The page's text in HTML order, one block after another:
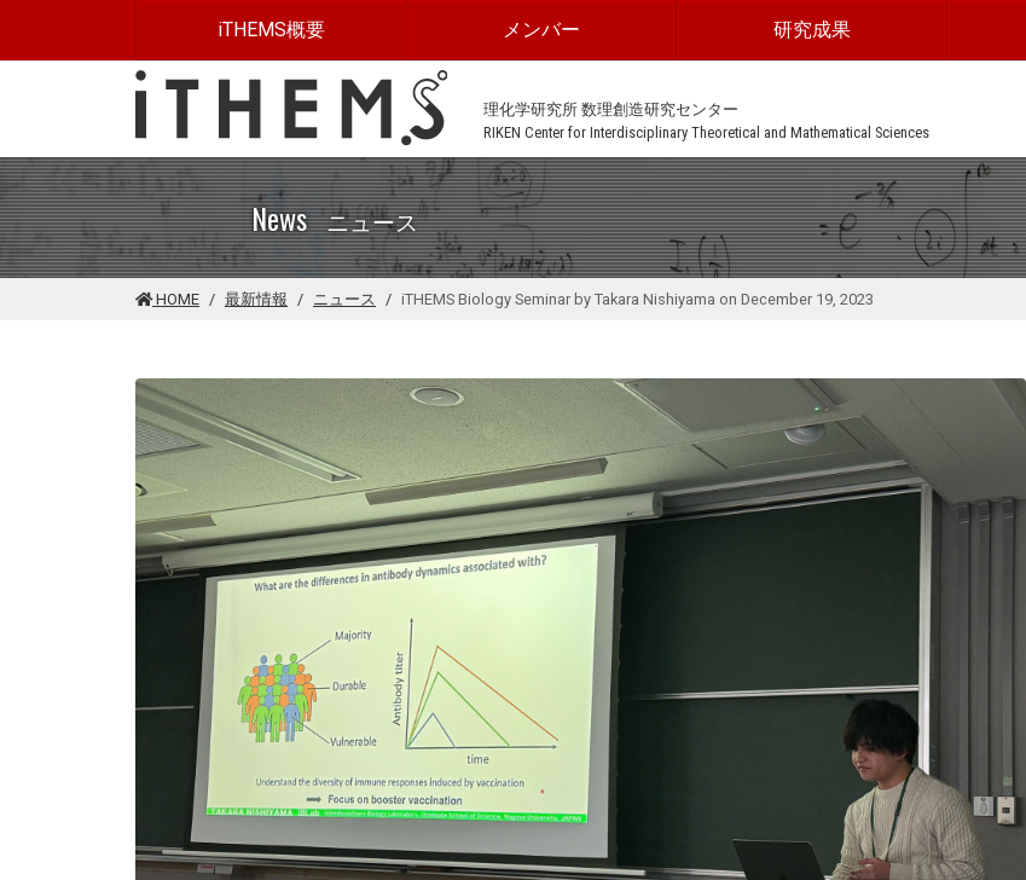
iTHEMS概要 メンバー 研究成果
理化学研究所 数理創造研究センター
RIKEN Center for Interdisciplinary Theoretical and Mathematical Sciences
News ニュース
HOME 最新情報 ニュース iTHEMS Biology Seminar by Takara Nishiyama on December 19, 2023